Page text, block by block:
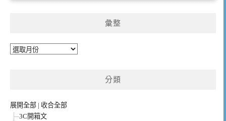
彙整
彙
分類
展開全部 | 收合全部
3C開箱文